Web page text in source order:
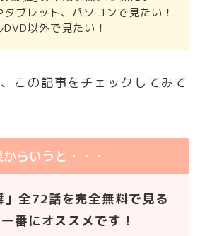
タブレット、パソコンで見たい！
DVD以外で見たい！
この記事をチェックしてみて
らいうと・・・
」全72話を完全無料で見る
番にオススメです！